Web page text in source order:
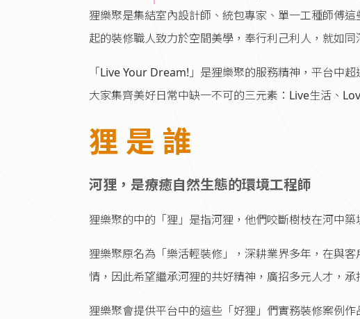
狸樂聚是集結室內設計師、統包專家、單一工種師傅
起的裝修職人致力於空間美學，奉行利己利人，就如
「Live Your Dream!」是狸樂聚的服務精神，平台中
大家集齊美好日常中缺一不可的三元素：Live生活、
狸 是 誰
河狸，是療癒自然生態的環境工程師
狸樂聚的中的「狸」是指河狸，他們咬斷樹枝在河中
狸樂聚原名為「樂活輕裝修」，深耕業界多年，在與
情，因此希望繼承河狸的共好精神，廣招多元人才，
狸樂聚會提供平台中的這些「好狸」們實務裝修案例